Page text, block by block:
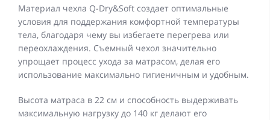
Материал чехла Q-Dry&Soft создает оптимальные
условия для поддержания комфортной температуры
тела, благодаря чему вы избегаете перегрева или
переохлаждения. Съемный чехол значительно
упрощает процесс ухода за матрасом, делая его
использование максимально гигиеничным и удобным.
Высота матраса в 22 см и способность выдерживать
максимальную нагрузку до 140 кг делают его